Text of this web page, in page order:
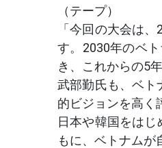
（テープ）
「今回の大会は
す。2030年のベ
き、これからの5
武部勤氏も、ベト
的ビジョンを高く
日本や韓国をは
もに、ベトナムが